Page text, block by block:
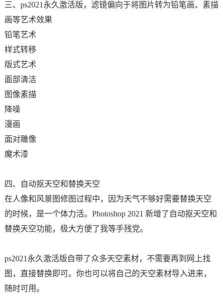
三、ps2021永久激活版，滤镜偏向于将图片转为铅笔画、素描
画等艺术效果
铅笔艺术
样式转移
版式艺术
面部清洁
图像素描
降噪
漫画
面对雕像
魔术漆
四、自动抠天空和替换天空
在人像和风景图修图过程中，因为天气不够好需要替换天空
的时候，是一个体力活。Photoshop 2021 新增了自动抠天空和
替换天空功能，极大方便了我等手残党。
ps2021永久激活版自带了众多天空素材，不需要再到网上找
图，直接替换即可。你也可以将自己的天空素材导入进来，
随时可用。